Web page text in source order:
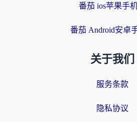
番茄 ios苹果手
番茄 Android安卓
关于我们
服务条款
隐私协议